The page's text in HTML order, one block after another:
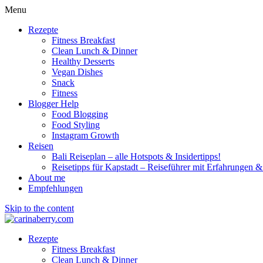
Menu
Rezepte
Fitness Breakfast
Clean Lunch & Dinner
Healthy Desserts
Vegan Dishes
Snack
Fitness
Blogger Help
Food Blogging
Food Styling
Instagram Growth
Reisen
Bali Reiseplan – alle Hotspots & Insidertipps!
Reisetipps für Kapstadt – Reiseführer mit Erfahrungen
About me
Empfehlungen
Skip to the content
Rezepte
Fitness Breakfast
Clean Lunch & Dinner